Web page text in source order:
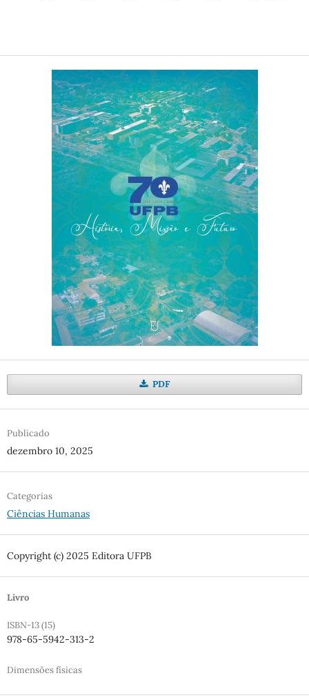
PDF
Publicado
dezembro 10, 2025
Categorias
Ciências Humanas
Copyright (c) 2025 Editora UFPB
Livro
ISBN-13 (15)
978-65-5942-313-2
Dimensões físicas